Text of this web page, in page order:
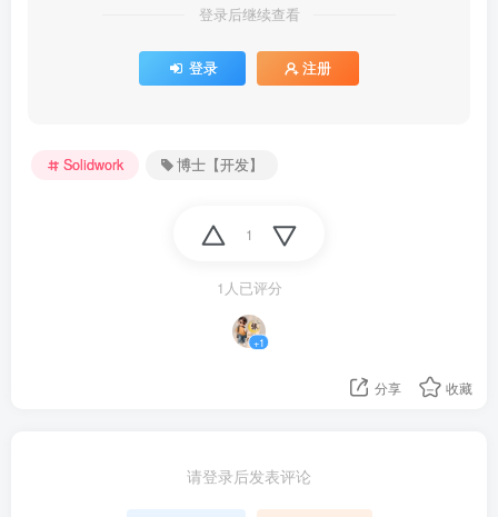
登录后继续查看
登录 注册
Solidwork 博士【开发】
1
1人已评分
+1
分享 收藏
请登录后发表评论